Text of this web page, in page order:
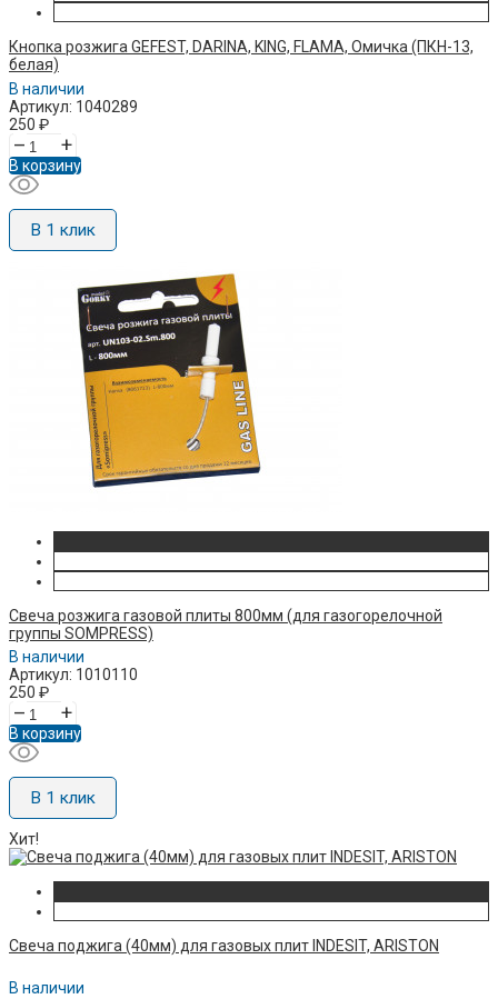
Кнопка розжига GEFEST, DARINA, KING, FLAMA, Омичка (ПКН-13,
белая)
В наличии
Артикул: 1040289
250 ₽
– +
В корзину
В 1 клик
Свеча розжига газовой плиты 800мм (для газогорелочной
группы SOMPRESS)
В наличии
Артикул: 1010110
250 ₽
– +
В корзину
В 1 клик
Хит!
Свеча поджига (40мм) для газовых плит INDESIT, ARISTON
В наличии